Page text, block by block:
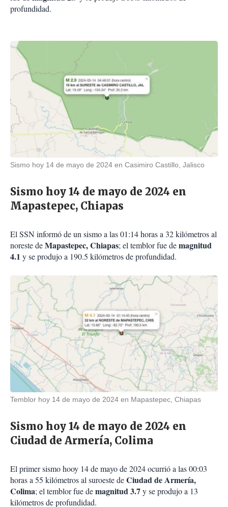
profundidad.
Sismo hoy 14 de mayo de 2024 en Casimiro Castillo, Jalisco
Sismo hoy 14 de mayo de 2024 en
Mapastepec, Chiapas
El SSN informó de un sismo a las 01:14 horas a 32 kilómetros al
noreste deMapastepec, Chiapas; el temblor fue demagnitud
4.1 y se produjo a 190.5 kilómetros de profundidad.
Temblor hoy 14 de mayo de 2024 en Mapastepec, Chiapas
Sismo hoy 14 de mayo de 2024 en
Ciudad de Armería, Colima
El primer sismo hooy 14 de mayo de 2024 ocurrió a las 00:03
horas a 55 kilómetros al suroeste deCiudad de Armería,
Colima; el temblor fue demagnitud 3.7y se produjo a 13
kilómetros de profundidad.